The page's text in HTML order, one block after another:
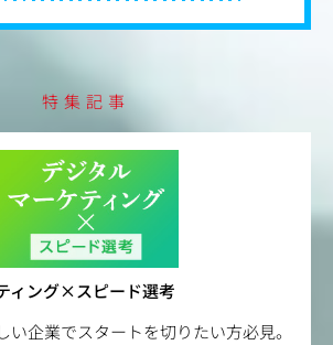
特集記事
ィング×スピード選考
い企業でスタートを切りたい方必見。